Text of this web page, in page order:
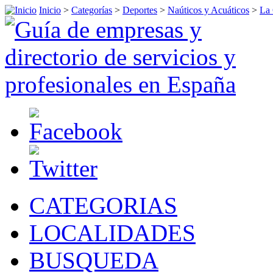
Inicio > Categorías > Deportes > Naúticos y Acuáticos > La
CATEGORIAS
LOCALIDADES
BUSQUEDA